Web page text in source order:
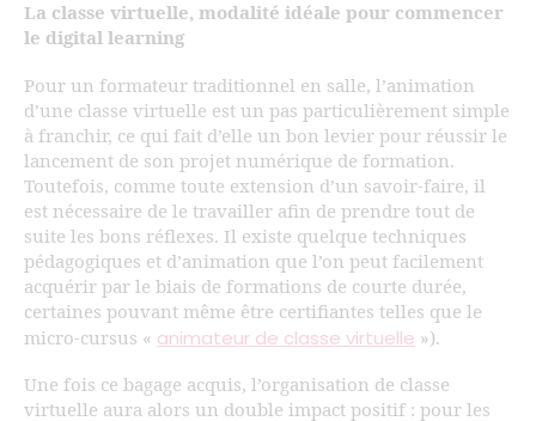
La classe virtuelle, modalité idéale pour commencer
le digital learning
Pour un formateur traditionnel en salle, l’animation
d’une classe virtuelle est un pas particulièrement simple
à franchir, ce qui fait d’elle un bon levier pour réussir le
lancement de son projet numérique de formation.
Toutefois, comme toute extension d’un savoir-faire, il
est nécessaire de le travailler afin de prendre tout de
suite les bons réflexes. Il existe quelque techniques
pédagogiques et d’animation que l’on peut facilement
acquérir par le biais de formations de courte durée,
certaines pouvant même être certifiantes telles que le
micro-cursus « animateur de classe virtuelle »).
Une fois ce bagage acquis, l’organisation de classe
virtuelle aura alors un double impact positif : pour les